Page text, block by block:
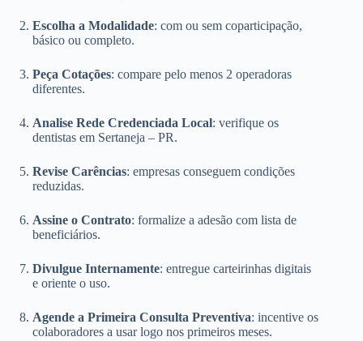
Escolha a Modalidade: com ou sem coparticipação,
básico ou completo.
Peça Cotações: compare pelo menos 2 operadoras
diferentes.
Analise Rede Credenciada Local: verifique os
dentistas em Sertaneja – PR.
Revise Carências: empresas conseguem condições
reduzidas.
Assine o Contrato: formalize a adesão com lista de
beneficiários.
Divulgue Internamente: entregue carteirinhas digitais
e oriente o uso.
Agende a Primeira Consulta Preventiva: incentive os
colaboradores a usar logo nos primeiros meses.